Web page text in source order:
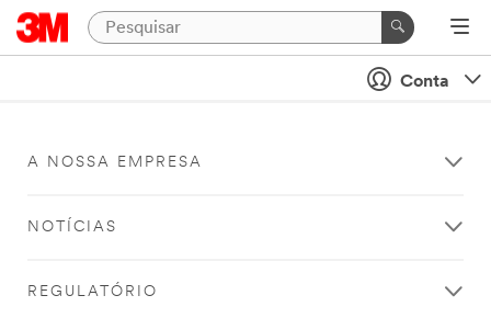
Conta
A NOSSA EMPRESA
NOTÍCIAS
REGULATÓRIO